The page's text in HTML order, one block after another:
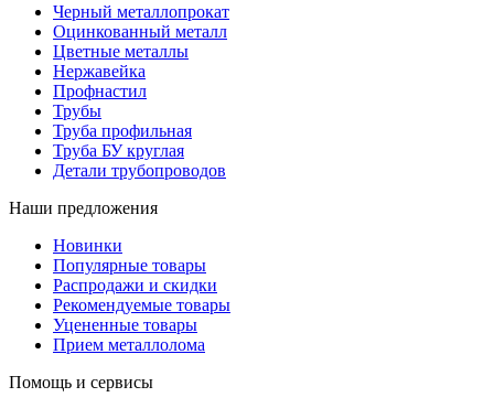
Черный металлопрокат
Оцинкованный металл
Цветные металлы
Нержавейка
Профнастил
Трубы
Труба профильная
Труба БУ круглая
Детали трубопроводов
Наши предложения
Новинки
Популярные товары
Распродажи и скидки
Рекомендуемые товары
Уцененные товары
Прием металлолома
Помощь и сервисы